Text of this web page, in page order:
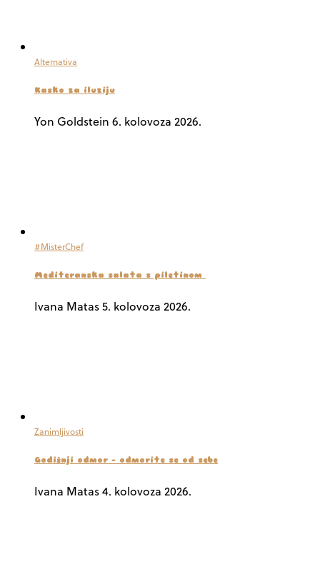
Alternativa
Kasko za iluziju
Yon Goldstein 6. kolovoza 2026.
#MisterChef
Mediteranska salata s piletinom
Ivana Matas5. kolovoza 2026.
Zanimljivosti
Godišnji odmor – odmorite se od sebe
Ivana Matas4. kolovoza 2026.